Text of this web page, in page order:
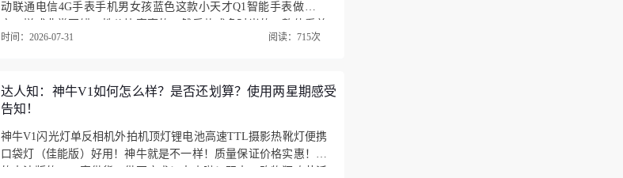
动联通电信4G手表手机男女孩蓝色这款小天才Q1智能手表做工讲
相当大气，说实在话这款小天才电话手表Q1A长续航儿童手表GP…
时间：2026-07-31 阅读：715次
达人知：神牛V1如何怎么样？是否还划算？使用两星期感受
告知！
神牛V1闪光灯单反相机外拍机顶灯锂电池高速TTL摄影热靴灯便携
口袋灯（佳能版）好用！神牛就是不一样！质量保证价格实惠！买